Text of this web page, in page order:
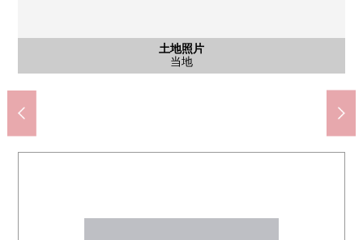
土地照片
当地
土地照片
当地
含有前面道路的外观
南侧道路
含有前面道路的外观
当地
含有前面道路的外观
西侧道路
含有前面道路的外观
西侧道路
再晃动京成seruka高砂商店(约190m)
步行3分钟。
区立高砂小学(约750m)
步行10分钟。
区立高砂中学(约890m)
步行12分钟。